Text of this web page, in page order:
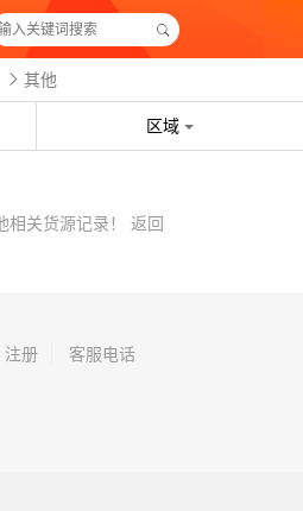
其他
区域
相关货源记录！ 返回
注册 客服电话